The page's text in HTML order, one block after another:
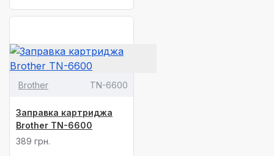
Brother TN-6600
Заправка картриджа
Brother TN-6600
389 грн.